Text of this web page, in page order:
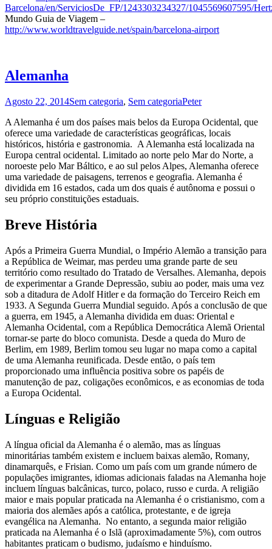
Barcelona/en/ServiciosDe_FP/1243303234327/1045569607595/
Mundo Guia de Viagem –
http://www.worldtravelguide.net/spain/barcelona-airport
Alemanha
Agosto 22, 2014Sem categoria, Sem categoriaPeter
A Alemanha é um dos países mais belos da Europa Ocidental, que
oferece uma variedade de características geográficas, locais
históricos, história e gastronomia. A Alemanha está localizada na
Europa central ocidental. Limitado ao norte pelo Mar do Norte, a
noroeste pelo Mar Báltico, e ao sul pelos Alpes, Alemanha oferece
uma variedade de paisagens, terrenos e geografia. Alemanha é
dividida em 16 estados, cada um dos quais é autônoma e possui o
seu próprio constituições estaduais.
Breve História
Após a Primeira Guerra Mundial, o Império Alemão a transição para
a República de Weimar, mas perdeu uma grande parte de seu
território como resultado do Tratado de Versalhes. Alemanha, depois
de experimentar a Grande Depressão, subiu ao poder, mais uma vez
sob a ditadura de Adolf Hitler e da formação do Terceiro Reich em
1933. A Segunda Guerra Mundial seguido. Após a conclusão de que
a guerra, em 1945, a Alemanha dividida em duas: Oriental e
Alemanha Ocidental, com a República Democrática Alemã Oriental
tornar-se parte do bloco comunista. Desde a queda do Muro de
Berlim, em 1989, Berlim tomou seu lugar no mapa como a capital
de uma Alemanha reunificada. Desde então, o país tem
proporcionado uma influência positiva sobre os papéis de
manutenção de paz, coligações econômicos, e as economias de toda
a Europa Ocidental.
Línguas e Religião
A língua oficial da Alemanha é o alemão, mas as línguas
minoritárias também existem e incluem baixas alemão, Romany,
dinamarquês, e Frisian. Como um país com um grande número de
populações imigrantes, idiomas adicionais faladas na Alemanha hoje
incluem línguas balcânicas, turco, polaco, russo e curda. A religião
maior e mais popular praticada na Alemanha é o cristianismo, com a
maioria dos alemães após a católica, protestante, e de igreja
evangélica na Alemanha. No entanto, a segunda maior religião
praticada na Alemanha é o Islã (aproximadamente 5%), com outros
habitantes praticam o budismo, judaísmo e hinduísmo.